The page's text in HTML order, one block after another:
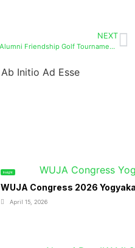
NEXT
Alumni Friendship Golf Tournament 2024
Insight
WUJA Congress 2026
April 15, 2026